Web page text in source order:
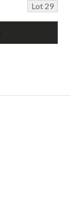
Lot 29